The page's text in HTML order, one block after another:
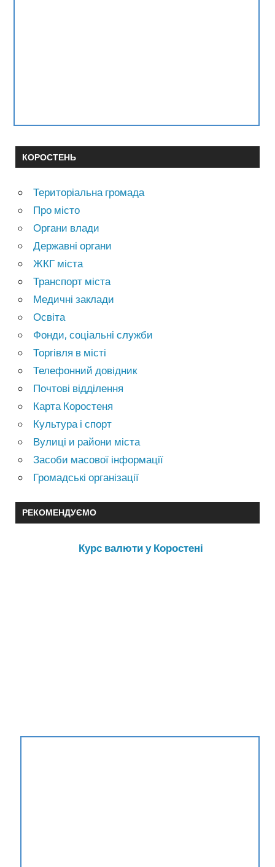
КОРОСТЕНЬ
Територіальна громада
Про місто
Органи влади
Державні органи
ЖКГ міста
Транспорт міста
Медичні заклади
Освіта
Фонди, соціальні служби
Торгівля в місті
Телефонний довідник
Почтові відділення
Карта Коростеня
Культура і спорт
Вулиці и райони міста
Засоби масової інформації
Громадські організації
РЕКОМЕНДУЄМО
Курс валюти у Коростені